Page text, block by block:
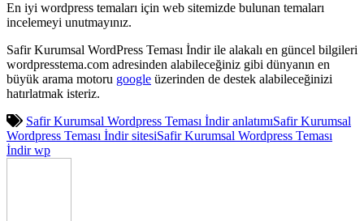
En iyi wordpress temaları için web sitemizde bulunan temaları
incelemeyi unutmayınız.
Safir Kurumsal WordPress Teması İndir ile alakalı en güncel bilgileri
wordpresstema.com adresinden alabileceğiniz gibi dünyanın en
büyük arama motoru google üzerinden de destek alabileceğinizi
hatırlatmak isteriz.
Safir Kurumsal Wordpress Teması İndir anlatımıSafir Kurumsal
Wordpress Teması İndir sitesiSafir Kurumsal Wordpress Teması
İndir wp